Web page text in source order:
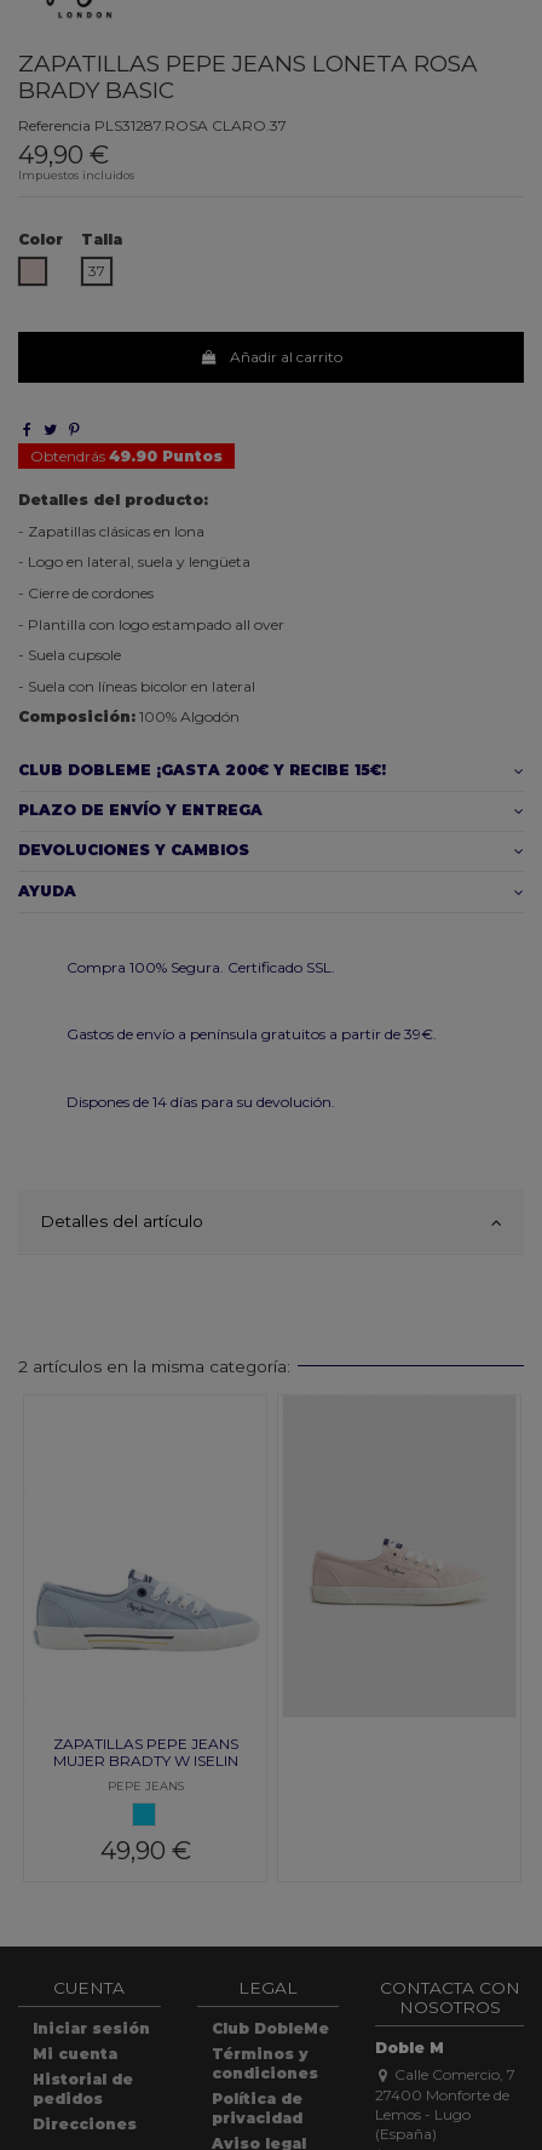
ZAPATILLAS PEPE JEANS LONETA ROSA
BRADY BASIC
Referencia PLS31287.ROSA CLARO.37
49,90 €
Impuestos incluidos
Color
ROSA CLARO
Talla
37
Añadir al carrito
Obtendrás 49.90 Puntos
Detalles del producto:
- Zapatillas clásicas en lona
- Logo en lateral, suela y lengüeta
- Cierre de cordones
- Plantilla con logo estampado all over
- Suela cupsole
- Suela con líneas bicolor en lateral
Composición: 100% Algodón
CLUB DOBLEME ¡GASTA 200€ Y RECIBE 15€!
PLAZO DE ENVÍO Y ENTREGA
DEVOLUCIONES Y CAMBIOS
AYUDA
Compra 100% Segura. Certificado SSL.
Gastos de envío a península gratuitos a partir de 39€.
Dispones de 14 días para su devolución.
Detalles del artículo
2 artículos en la misma categoría:
ZAPATILLAS PEPE JEANS
MUJER BRADTY W ISELIN
AZUL CLARO
PEPE JEANS
49,90 €
CUENTA
Iniciar sesión
Mi cuenta
Historial de
pedidos
Direcciones
LEGAL
Club DobleMe
Términos y
condiciones
Política de
privacidad
Aviso legal
CONTACTA CON
NOSOTROS
Doble M
Calle Comercio, 7
27400 Monforte de
Lemos - Lugo
(España)